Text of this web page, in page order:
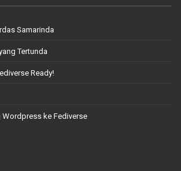
Samarinda
Tertunda
Ready!
ke Fediverse